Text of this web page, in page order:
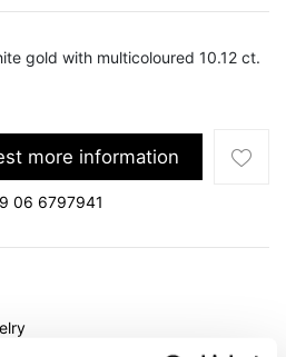
gold with multicoloured 10.12 ct.
more information
06 6797941